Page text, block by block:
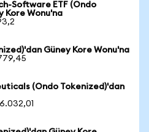
Software ETF (Ondo
Kore Wonu'na
Güney Kore Wonu'na
(Ondo Tokenized)'dan